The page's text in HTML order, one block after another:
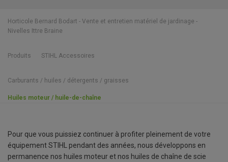
Horticole Bernard Bodart - Vente et entretien matériel de jardinage -
Nivelles Ittre Braine
Produits STIHL Accessoires
Carburants / huiles / détergents / graisses
Huiles moteur / huile-de-chaîne
Pour que vous puissiez continuer à profiter pleinement de votre
équipement STIHL pendant des années, nous développons en
permanence nos huiles moteur et nos huiles de chaîne de scie